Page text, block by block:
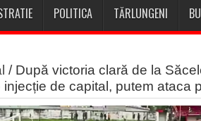
POLITICA TĂRLUNGENI
/ După victoria clară de la
injecție de capital, putem ataca